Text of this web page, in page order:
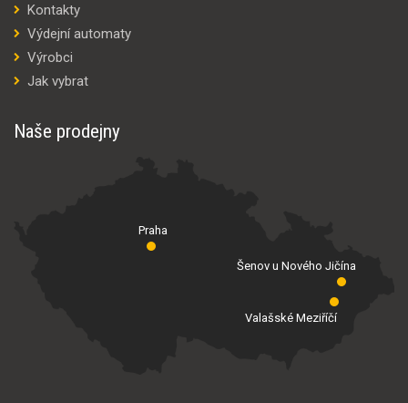
Kontakty
Výdejní automaty
Výrobci
Jak vybrat
Naše prodejny
Praha
Valašské Meziříčí
Šenov u Nového Jičína